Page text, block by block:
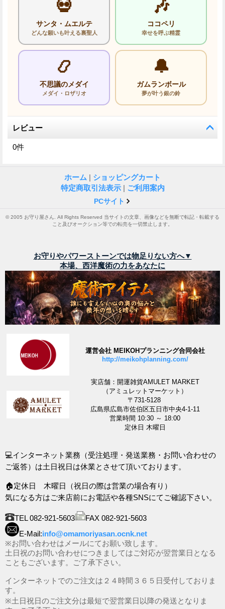
💀
サンタ・ムエルテ
どんな願いも叶える裏聖人
🎶
ココペリ
幸せを呼ぶ精霊
📿
不思議のメダイ
メダイ・ロザリオ
🔔
ガムランボール
夢が叶う銀の鈴
レビュー
0件
ホーム | ショッピングカート
特定商取引法表示 | ご利用案内
PCサイト
© 2005 お守り屋さん. All Rights Reserved 当サイトの文章、画像などを無断で転記・転載する
こと及びオークション等での転売を一切禁止します。
お守りやパワーストーンでは物足りない方へ▼
本場、西洋魔術の力をあなたに
運営会社 MEIKOHプランニング合同会社
http://meikohplanning.com/
実店舗：開運雑貨AMULET MARKET
（アミュレットマーケット）
〒731-5128
広島県広島市佐伯区五日市中央4-1-11
営業時間 10:30 ～ 18:00
定休日 木曜日
💻インターネット業務（受注処理・発送業務・お問い合わせの
ご返答）は土日祝日は休業とさせて頂いております。
🏠定休日 木曜日（祝日の際は営業の場合有り）
気になる方はご来店前にお電話や各種SNSにてご確認下さい。
TEL 082-921-5603
FAX 082-921-5603
E-Mail:info@omamoriyasan.ocnk.net
※お問い合わせはメールにてお願い致します。
土日祝のお問い合わせにつきましてはご対応が翌営業日となる
こともございます。ご了承下さい。
インターネットでのご注文は２４時間３６５日受付しておりま
す。
※土日祝日のご注文分は最短で翌営業日以降の発送となりま